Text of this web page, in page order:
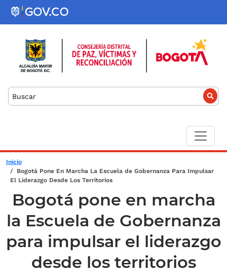
Pasar al contenido principal
Buscar
Sobrescribir enlaces de ayuda a la
Inicio
Bogotá Pone En Marcha La Escuela de Gobernanza Para Impulsar
El Liderazgo Desde Los Territorios
Bogotá pone en marcha
la Escuela de Gobernanza
para impulsar el liderazgo
desde los territorios